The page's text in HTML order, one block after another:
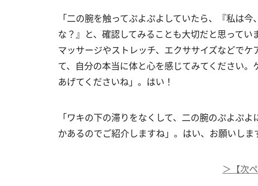
「二の腕を触ってぷよぷよしていたら、『私は
な？』と、確認してみることも大切だと思ってい
マッサージやストレッチ、エクササイズなどで
て、自分の本当に体と心を感じてみてください。
あげてくださいね」。はい！
「ワキの下の滞りをなくして、二の腕のぷよぷ
かあるのでご紹介しますね」。はい、お願いしま
＞【次